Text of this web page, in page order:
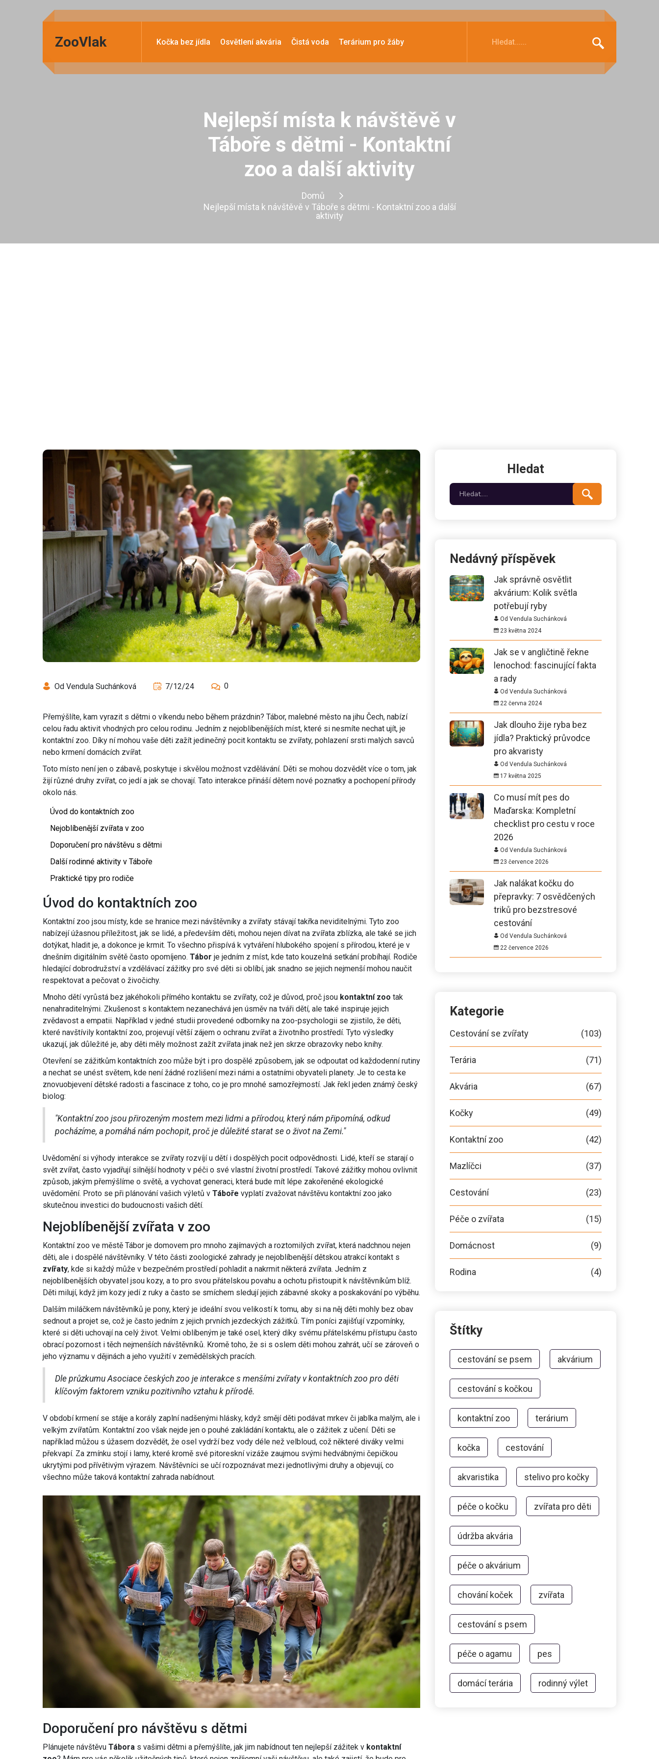
ZooVlak Kočka bez jídla Osvětlení akvária Čistá voda Terárium pro žáby
Nejlepší místa k návštěvě v
Táboře s dětmi - Kontaktní
zoo a další aktivity
Domů
Nejlepší místa k návštěvě v Táboře s dětmi - Kontaktní zoo a další
aktivity
Od Vendula Suchánková 7/12/24 0
Přemýšlíte, kam vyrazit s dětmi o víkendu nebo během prázdnin? Tábor, malebné město na jihu Čech, nabízí
celou řadu aktivit vhodných pro celou rodinu. Jedním z nejoblíbenějších míst, které si nesmíte nechat ujít, je
kontaktní zoo. Díky ní mohou vaše děti zažít jedinečný pocit kontaktu se zvířaty, pohlazení srsti malých savců
nebo krmení domácích zvířat.
Toto místo není jen o zábavě, poskytuje i skvělou možnost vzdělávání. Děti se mohou dozvědět více o tom, jak
žijí různé druhy zvířat, co jedí a jak se chovají. Tato interakce přináší dětem nové poznatky a pochopení přírody
okolo nás.
Úvod do kontaktních zoo
Nejoblíbenější zvířata v zoo
Doporučení pro návštěvu s dětmi
Další rodinné aktivity v Táboře
Praktické tipy pro rodiče
Úvod do kontaktních zoo
Kontaktní zoo jsou místy, kde se hranice mezi návštěvníky a zvířaty stávají takřka neviditelnými. Tyto zoo
nabízejí úžasnou příležitost, jak se lidé, a především děti, mohou nejen dívat na zvířata zblízka, ale také se jich
dotýkat, hladit je, a dokonce je krmit. To všechno přispívá k vytváření hlubokého spojení s přírodou, které je v
dnešním digitálním světě často opomíjeno. Tábor je jedním z míst, kde tato kouzelná setkání probíhají. Rodiče
hledající dobrodružství a vzdělávací zážitky pro své děti si oblíbí, jak snadno se jejich nejmenší mohou naučit
respektovat a pečovat o živočichy.
Mnoho dětí vyrůstá bez jakéhokoli přímého kontaktu se zvířaty, což je důvod, proč jsou kontaktní zoo tak
nenahraditelnými. Zkušenost s kontaktem nezanechává jen úsměv na tváři dětí, ale také inspiruje jejich
zvědavost a empatii. Například v jedné studii provedené odborníky na zoo-psychologii se zjistilo, že děti,
které navštívily kontaktní zoo, projevují větší zájem o ochranu zvířat a životního prostředí. Tyto výsledky
ukazují, jak důležité je, aby děti měly možnost zažít zvířata jinak než jen skrze obrazovky nebo knihy.
Otevření se zážitkům kontaktních zoo může být i pro dospělé způsobem, jak se odpoutat od každodenní rutiny
a nechat se unést světem, kde není žádné rozlišení mezi námi a ostatními obyvateli planety. Je to cesta ke
znovuobjevení dětské radosti a fascinace z toho, co je pro mnohé samozřejmostí. Jak řekl jeden známý český
biolog:
"Kontaktní zoo jsou přirozeným mostem mezi lidmi a přírodou, který nám připomíná, odkud
pocházíme, a pomáhá nám pochopit, proč je důležité starat se o život na Zemi."
Uvědomění si výhody interakce se zvířaty rozvíjí u dětí i dospělých pocit odpovědnosti. Lidé, kteří se starají o
svět zvířat, často vyjadřují silnější hodnoty v péči o své vlastní životní prostředí. Takové zážitky mohou ovlivnit
způsob, jakým přemýšlíme o světě, a vychovat generaci, která bude mít lépe zakořeněné ekologické
uvědomění. Proto se při plánování vašich výletů v Táboře vyplatí zvažovat návštěvu kontaktní zoo jako
skutečnou investici do budoucnosti vašich dětí.
Nejoblíbenější zvířata v zoo
Kontaktní zoo ve městě Tábor je domovem pro mnoho zajímavých a roztomilých zvířat, která nadchnou nejen
děti, ale i dospělé návštěvníky. V této části zoologické zahrady je nejoblíbenější dětskou atrakcí kontakt s
zvířaty, kde si každý může v bezpečném prostředí pohladit a nakrmit některá zvířata. Jedním z
nejoblíbenějších obyvatel jsou kozy, a to pro svou přátelskou povahu a ochotu přistoupit k návštěvníkům blíž.
Děti milují, když jim kozy jedí z ruky a často se smíchem sledují jejich zábavné skoky a poskakování po výběhu.
Dalším miláčkem návštěvníků je pony, který je ideální svou velikostí k tomu, aby si na něj děti mohly bez obav
sednout a projet se, což je často jedním z jejich prvních jezdeckých zážitků. Tím poníci zajišťují vzpomínky,
které si děti uchovají na celý život. Velmi oblíbeným je také osel, který díky svému přátelskému přístupu často
obrací pozornost i těch nejmenších návštěvníků. Kromě toho, že si s oslem děti mohou zahrát, učí se zároveň o
jeho významu v dějinách a jeho využití v zemědělských pracích.
Dle průzkumu Asociace českých zoo je interakce s menšími zvířaty v kontaktních zoo pro děti
klíčovým faktorem vzniku pozitivního vztahu k přírodě.
V období krmení se stáje a korály zaplní nadšenými hlásky, když smějí děti podávat mrkev či jablka malým, ale i
velkým zvířatům. Kontaktní zoo však nejde jen o pouhé zakládání kontaktu, ale o zážitek z učení. Děti se
například můžou s úžasem dozvědět, že osel vydrží bez vody déle než velbloud, což některé diváky velmi
překvapí. Za zmínku stojí i lamy, které kromě své pitoreskní vizáže zaujmou svými hedvábnými čepičkou
ukrytými pod přívětivým výrazem. Návštěvníci se učí rozpoznávat mezi jednotlivými druhy a objevují, co
všechno může taková kontaktní zahrada nabídnout.
Doporučení pro návštěvu s dětmi
Plánujete návštěvu Tábora s vašimi dětmi a přemýšlíte, jak jim nabídnout ten nejlepší zážitek v kontaktní
Hledat
Nedávný příspěvek
Jak správně osvětlit
akvárium: Kolik světla
potřebují ryby
Od Vendula Suchánková
23 května 2024
Jak se v angličtině řekne
lenochod: fascinující fakta
a rady
Od Vendula Suchánková
22 června 2024
Jak dlouho žije ryba bez
jídla? Praktický průvodce
pro akvaristy
Od Vendula Suchánková
17 května 2025
Co musí mít pes do
Maďarska: Kompletní
checklist pro cestu v roce
2026
Od Vendula Suchánková
23 července 2026
Jak nalákat kočku do
přepravky: 7 osvědčených
triků pro bezstresové
cestování
Od Vendula Suchánková
22 července 2026
Kategorie
Cestování se zvířaty (103)
Terária (71)
Akvária (67)
Kočky (49)
Kontaktní zoo (42)
Mazlíčci (37)
Cestování (23)
Péče o zvířata (15)
Domácnost (9)
Rodina (4)
Štítky
cestování se psem akvárium
cestování s kočkou
kontaktní zoo terárium
kočka cestování
akvaristika stelivo pro kočky
péče o kočku zvířata pro děti
údržba akvária
péče o akvárium
chování koček zvířata
cestování s psem
péče o agamu pes
domácí terária rodinný výlet